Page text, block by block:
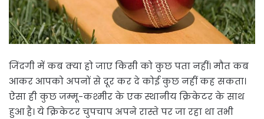
जिंदगी में कब क्या हो जाए किसी को कुछ पता नहीं। मौत कब
आकर आपको अपनों से दूर कर दे कोई कुछ नहीं कह सकता।
ऐसा ही कुछ जम्मू-कश्मीर के एक स्थानीय क्रिकेटर के साथ
हुआ है। ये क्रिकेटर चुपचाप अपने रास्ते पर जा रहा था तभी